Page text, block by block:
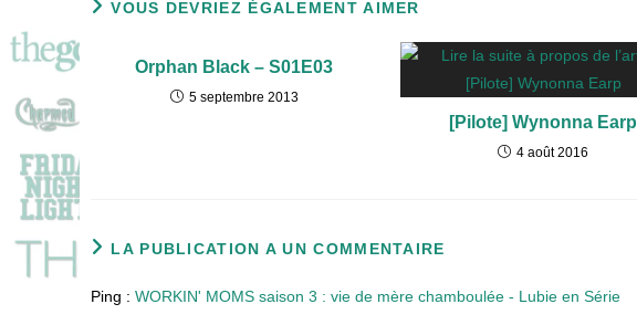
VOUS DEVRIEZ ÉGALEMENT AIMER
Orphan Black – S01E03
5 septembre 2013
[Pilote] Wynonna Earp
4 août 2016
LA PUBLICATION A UN COMMENTAIRE
Ping : WORKIN' MOMS saison 3 : vie de mère chamboulée - Lubie en Série